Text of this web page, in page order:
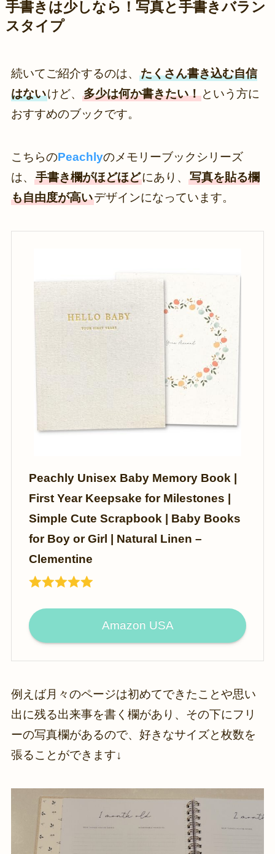
手書きは少しなら！写真と手書きバラン
スタイプ
続いてご紹介するのは、 たくさん書き込む自信
はないけど、 多少は何か書きたい！という方に
おすすめのブックです。
こちらのPeachlyのメモリーブックシリーズ
は、 手書き欄がほどほどにあり、 写真を貼る欄
も自由度が高いデザインになっています。
Peachly Unisex Baby Memory Book |
First Year Keepsake for Milestones |
Simple Cute Scrapbook | Baby Books
for Boy or Girl | Natural Linen –
Clementine
Amazon USA
例えば月々のページは初めてできたことや思い
出に残る出来事を書く欄があり、その下にフリ
ーの写真欄があるので、好きなサイズと枚数を
張ることができます↓